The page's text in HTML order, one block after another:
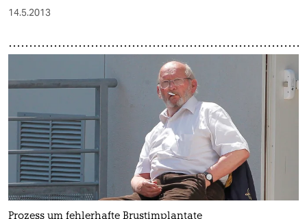
14.5.2013
Prozess um fehlerhafte Brustimplantate